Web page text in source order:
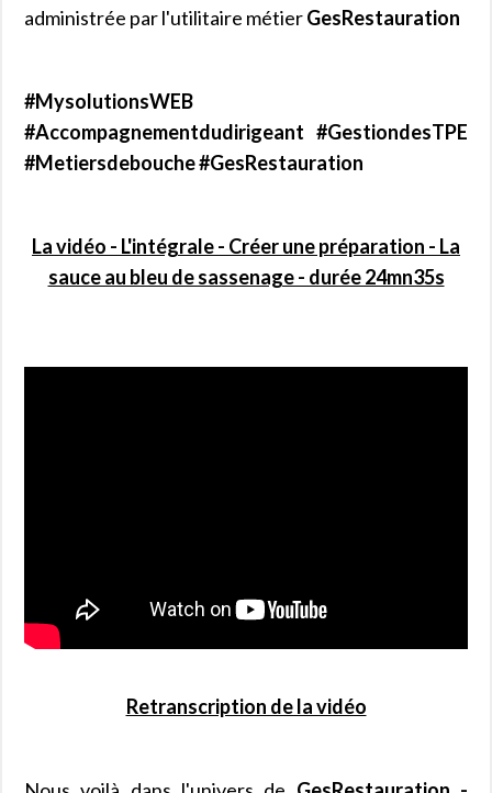
administrée par l'utilitaire métierGesRestauration
#MysolutionsWEB
#Accompagnementdudirigeant #GestiondesTPE
#Metiersdebouche #GesRestauration
La vidéo - L'intégrale - Créer une préparation - La
sauce au bleu de sassenage - durée 24mn35s
Retranscription de la vidéo